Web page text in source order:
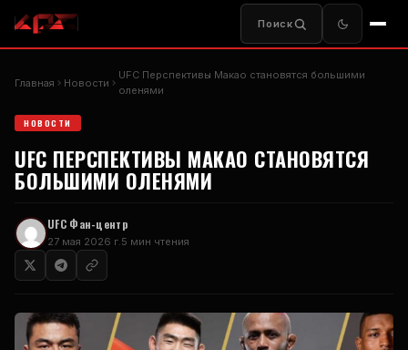
Поиск
Главная Новости
UFC Перспективы Макао становятся большими
оленями
НОВОСТИ
UFC ПЕРСПЕКТИВЫ МАКАО СТАНОВЯТСЯ
БОЛЬШИМИ ОЛЕНЯМИ
UFCФан-центр
27 мая 2026 г.5 мин чтения